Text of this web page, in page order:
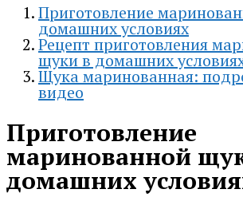
Приготовление
домашних условиях
Рецепт приготовления
щуки в домашних
Щука маринованная:
видео
Приготовление
маринованной
домашних